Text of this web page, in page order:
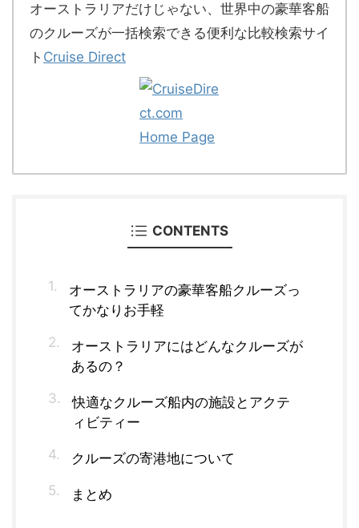
オーストラリアだけじゃない、世界中の豪華客船
のクルーズが一括検索できる便利な比較検索サイ
ト Cruise Direct
CONTENTS
オーストラリアの豪華客船クルーズっ
てかなりお手軽
オーストラリアにはどんなクルーズが
あるの？
快適なクルーズ船内の施設とアクテ
ィビティー
クルーズの寄港地について
まとめ